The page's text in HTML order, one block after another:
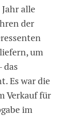
alle
der
um
das
Es war die
Verkauf für
im